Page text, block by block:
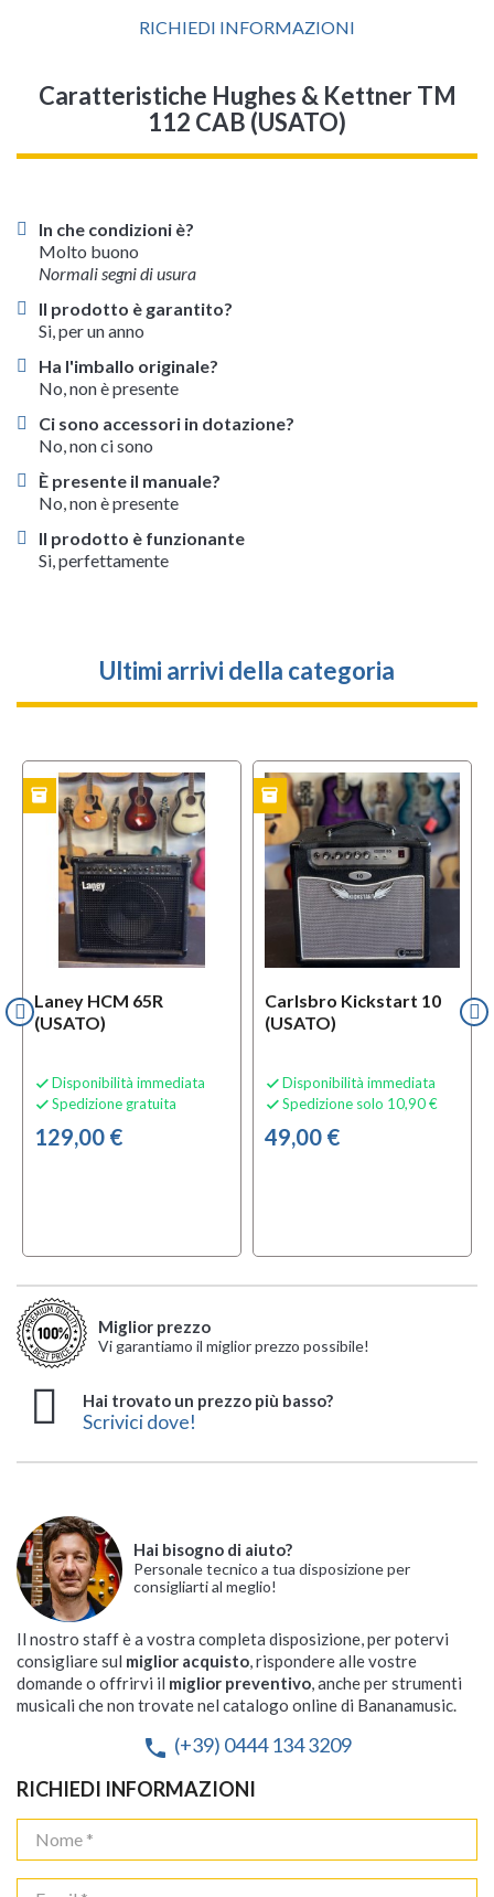
RICHIEDI INFORMAZIONI
Caratteristiche Hughes & Kettner TM
112 CAB (USATO)
In che condizioni è?
Molto buono
Normali segni di usura
Il prodotto è garantito?
Si, per un anno
Ha l'imballo originale?
No, non è presente
Ci sono accessori in dotazione?
No, non ci sono
È presente il manuale?
No, non è presente
Il prodotto è funzionante
Si, perfettamente
Ultimi arrivi della categoria
Laney HCM 65R
(USATO)
 Disponibilità immediata
 Spedizione gratuita
129,00 €
inventory
Carlsbro Kickstart 10
(USATO)
 Disponibilità immediata
 Spedizione solo 10,90 €
49,00 €
USATO inventory USATO
Miglior prezzo
Vi garantiamo il miglior prezzo possibile!
Hai trovato un prezzo più basso?
Scrivici dove!
Hai bisogno di aiuto?
Personale tecnico a tua disposizione per
consigliarti al meglio!
Il nostro staff è a vostra completa disposizione, per potervi
consigliare sul miglior acquisto, rispondere alle vostre
domande o offrirvi il miglior preventivo, anche per strumenti
musicali che non trovate nel catalogo online di Bananamusic.
phone (+39) 0444 134 3209
RICHIEDI INFORMAZIONI